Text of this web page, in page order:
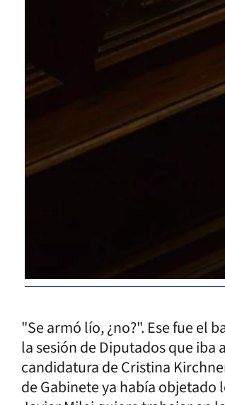
"Se armó lío, ¿no?". Ese fue el
la sesión de Diputados que
candidatura de Cristina
de Gabinete ya había